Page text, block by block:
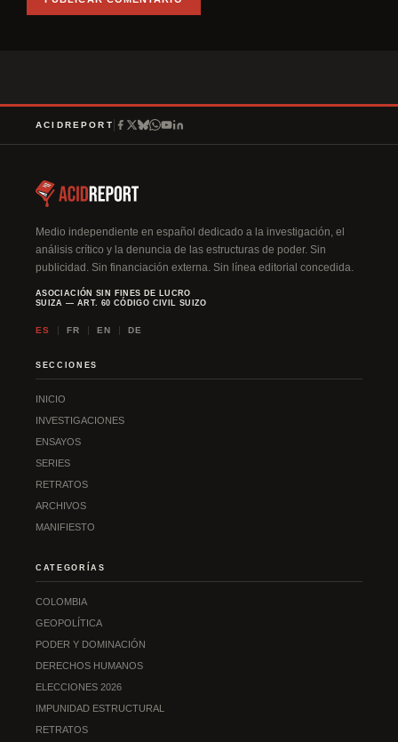
e
n
ACIDREPORT
Medio independiente en español dedicado a la investigación, el
análisis crítico y la denuncia de las estructuras de poder. Sin
publicidad. Sin financiación externa. Sin línea editorial concedida.
ASOCIACIÓN SIN FINES DE LUCRO
SUIZA — ART. 60 CÓDIGO CIVIL SUIZO
ES FR EN DE
SECCIONES
INICIO
INVESTIGACIONES
ENSAYOS
SERIES
RETRATOS
ARCHIVOS
MANIFIESTO
CATEGORÍAS
COLOMBIA
GEOPOLÍTICA
PODER Y DOMINACIÓN
DERECHOS HUMANOS
ELECCIONES 2026
IMPUNIDAD ESTRUCTURAL
RETRATOS